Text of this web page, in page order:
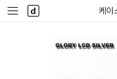
다나
케이
사
이
다
나
와